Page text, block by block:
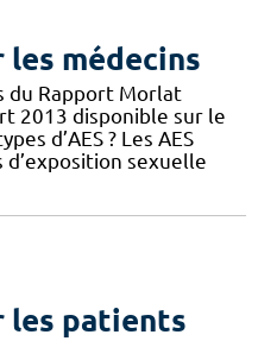
médecins
du Rapport Morlat
2013 disponible sur le
d’AES ? Les AES
sexuelle
les patients